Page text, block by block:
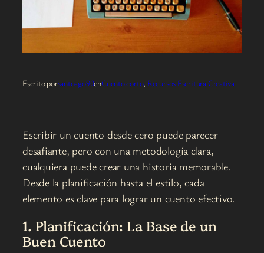
Escrito porsantoago90enCuento corto, Recursos Escritura Creativa
Escribir un cuento desde cero puede parecer
desafiante, pero con una metodología clara,
cualquiera puede crear una historia memorable.
Desde la planificación hasta el estilo, cada
elemento es clave para lograr un cuento efectivo.
1. Planificación: La Base de un
Buen Cuento